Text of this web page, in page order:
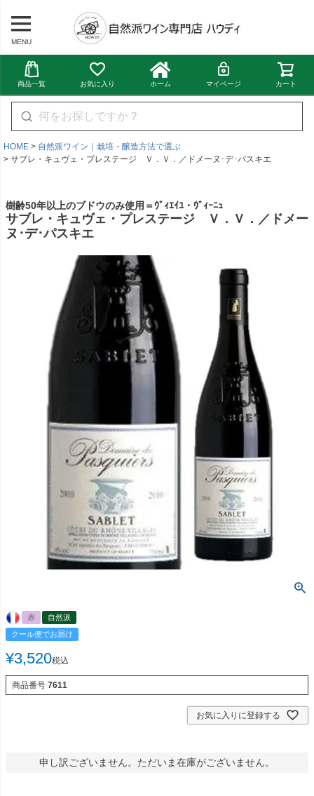
MENU
商品一覧 お気に入り ホーム マイページ カート
HOME
自然派ワイン｜栽培・醸造方法で選ぶ
サブレ・キュヴェ・プレステージ Ｖ．Ｖ．／ドメーヌ･デ･パスキエ
樹齢50年以上のブドウのみ使用＝ｳﾞｨｴｲﾕ・ｳﾞｨｰﾆｭ
サブレ・キュヴェ・プレステージ Ｖ．Ｖ．／ドメー
ヌ･デ･パスキエ
赤
自然派
クール便でお届け
¥3,520税込
商品番号 7611
お気に入りに登録する
申し訳ございません。ただいま在庫がございません。